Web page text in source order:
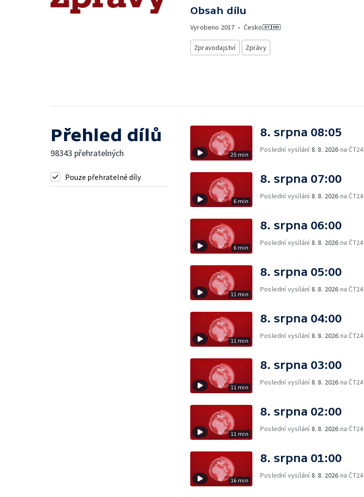
Obsah dílu
Vyrobeno 2017 • Česko
Zpravodajství Zprávy
Přehled dílů
98343 přehratelných
Pouze přehratelné díly
25 min
8. srpna 08:05
Poslední vysílání8. 8. 2026 na ČT24
6 min
8. srpna 07:00
Poslední vysílání8. 8. 2026 na ČT24
6 min
8. srpna 06:00
Poslední vysílání8. 8. 2026 na ČT24
11 min
8. srpna 05:00
Poslední vysílání8. 8. 2026 na ČT24
11 min
8. srpna 04:00
Poslední vysílání8. 8. 2026 na ČT24
11 min
8. srpna 03:00
Poslední vysílání8. 8. 2026 na ČT24
11 min
8. srpna 02:00
Poslední vysílání8. 8. 2026 na ČT24
16 min
8. srpna 01:00
Poslední vysílání8. 8. 2026 na ČT24